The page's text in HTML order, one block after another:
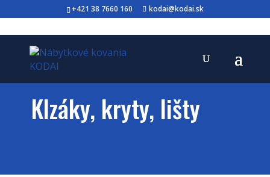
+421 38 7660 160 kodai@kodai.sk
Klzáky, kryty, lišty